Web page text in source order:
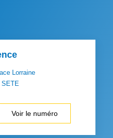
Lorraine
SETE
Voir le numéro